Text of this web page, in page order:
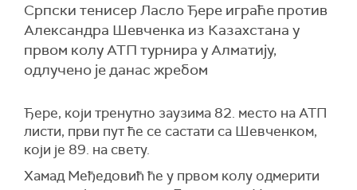
Српски тенисер Ласло Ђере играће против
Александра Шевченка из Казахстана у
првом колу АТП турнира у Алматију,
одлучено је данас жребом
Ђере, који тренутно заузима 82. место на АТП
листи, први пут ће се састати са Шевченком,
који је 89. на свету.
Хамад Међедовић ће у првом колу одмерити